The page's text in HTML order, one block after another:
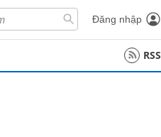
Đăng nhập
RSS